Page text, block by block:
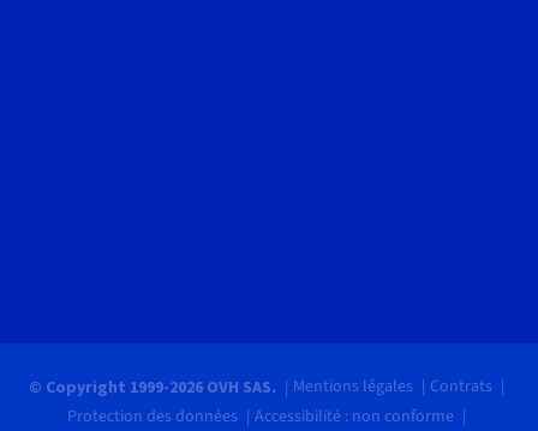
© Copyright 1999-2026 OVH SAS. Mentions légales
Contrats
Protection des données
Accessibilité : non conforme